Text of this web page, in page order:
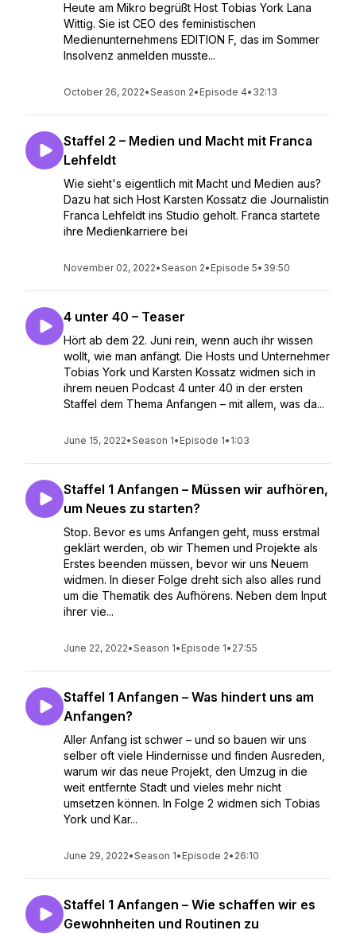
Heute am Mikro begrüßt Host Tobias York Lana
Wittig. Sie ist CEO des feministischen
Medienunternehmens EDITION F, das im Sommer
Insolvenz anmelden musste...
October 26, 2022•Season 2• Episode 4• 32:13
Staffel 2 – Medien und Macht mit Franca
Lehfeldt
Wie sieht's eigentlich mit Macht und Medien aus?
Dazu hat sich Host Karsten Kossatz die Journalistin
Franca Lehfeldt ins Studio geholt. Franca startete
ihre Medienkarriere bei
November 02, 2022•Season 2• Episode 5• 39:50
4 unter 40 – Teaser
Hört ab dem 22. Juni rein, wenn auch ihr wissen
wollt, wie man anfängt. Die Hosts und Unternehmer
Tobias York und Karsten Kossatz widmen sich in
ihrem neuen Podcast 4 unter 40 in der ersten
Staffel dem Thema Anfangen – mit allem, was da...
June 15, 2022•Season 1• Episode 1• 1:03
Staffel 1 Anfangen – Müssen wir aufhören,
um Neues zu starten?
Stop. Bevor es ums Anfangen geht, muss erstmal
geklärt werden, ob wir Themen und Projekte als
Erstes beenden müssen, bevor wir uns Neuem
widmen. In dieser Folge dreht sich also alles rund
um die Thematik des Aufhörens. Neben dem Input
ihrer vie...
June 22, 2022•Season 1• Episode 1• 27:55
Staffel 1 Anfangen – Was hindert uns am
Anfangen?
Aller Anfang ist schwer – und so bauen wir uns
selber oft viele Hindernisse und finden Ausreden,
warum wir das neue Projekt, den Umzug in die
weit entfernte Stadt und vieles mehr nicht
umsetzen können. In Folge 2 widmen sich Tobias
York und Kar...
June 29, 2022•Season 1• Episode 2• 26:10
Staffel 1 Anfangen – Wie schaffen wir es
Gewohnheiten und Routinen zu